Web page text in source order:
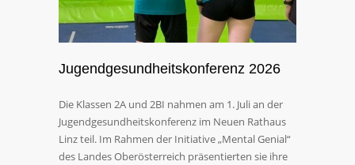
Jugendgesundheitskonferenz 2026
Die Klassen 2A und 2BI nahmen am 1. Juli an der
Jugendgesundheitskonferenz im Neuen Rathaus
Linz teil. Im Rahmen der Initiative „Mental Genial“
des Landes Oberösterreich präsentierten sie ihre